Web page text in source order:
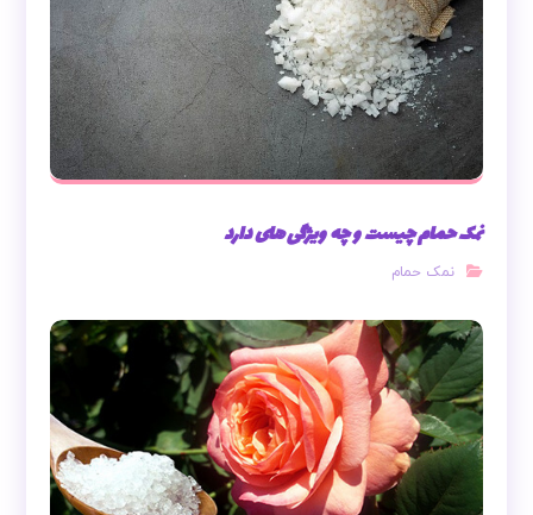
نمک حمام چیست و چه ویژگی های دارد
نمک حمام